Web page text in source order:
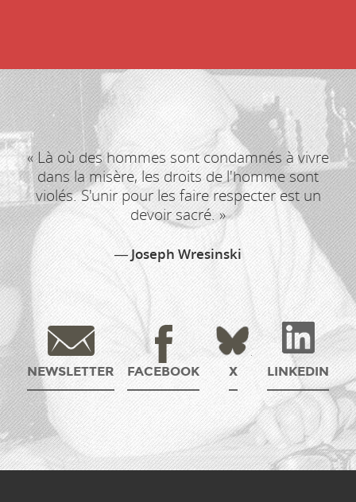
« Là où des hommes sont condamnés à vivre
dans la misère, les droits de l'homme sont
violés. S'unir pour les faire respecter est un
devoir sacré. »
Joseph Wresinski
NEWSLETTER FACEBOOK X LINKEDIN